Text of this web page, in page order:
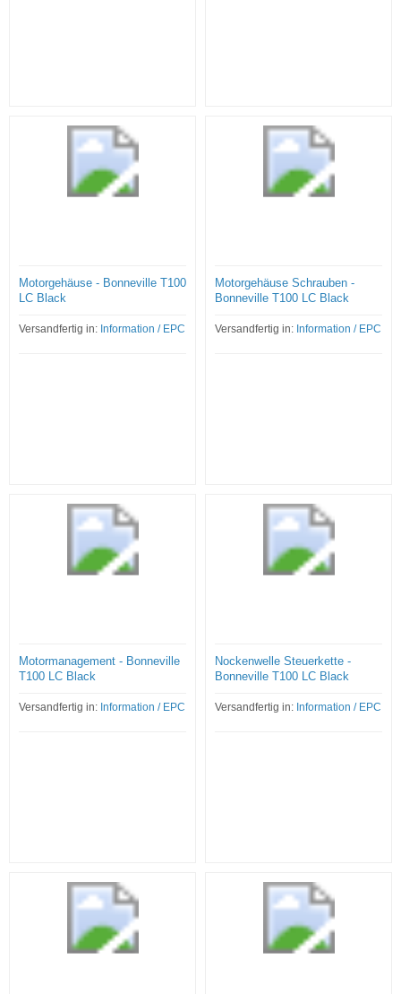
Motorgehäuse - Bonneville T100
LC Black
Versandfertig in: Information / EPC
Motorgehäuse Schrauben -
Bonneville T100 LC Black
Versandfertig in: Information / EPC
Motormanagement - Bonneville
T100 LC Black
Versandfertig in: Information / EPC
Nockenwelle Steuerkette -
Bonneville T100 LC Black
Versandfertig in: Information / EPC